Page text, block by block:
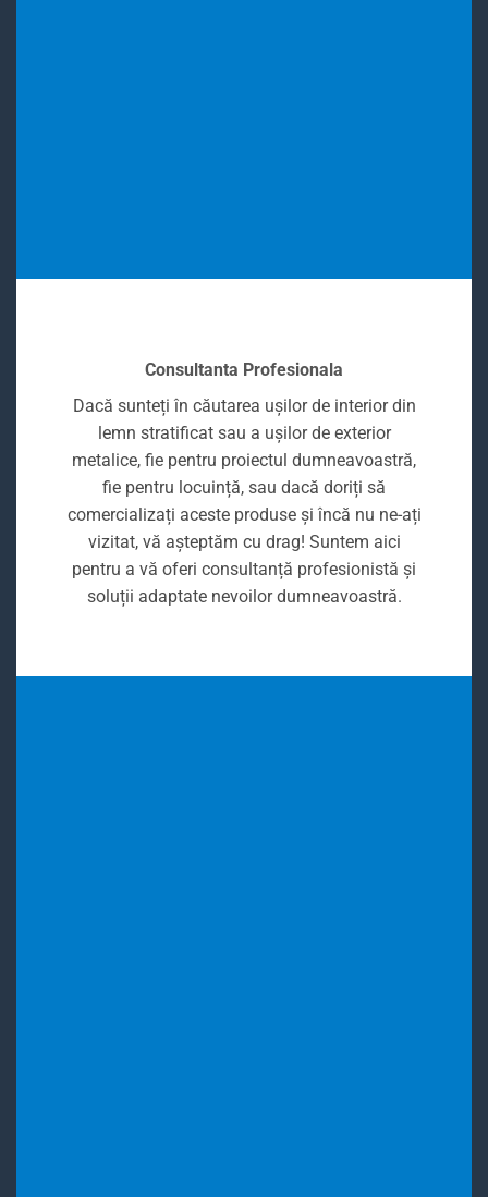
Consultanta Profesionala
Dacă sunteți în căutarea ușilor de interior din
lemn stratificat sau a ușilor de exterior
metalice, fie pentru proiectul dumneavoastră,
fie pentru locuință, sau dacă doriți să
comercializați aceste produse și încă nu ne-ați
vizitat, vă așteptăm cu drag! Suntem aici
pentru a vă oferi consultanță profesionistă și
soluții adaptate nevoilor dumneavoastră.